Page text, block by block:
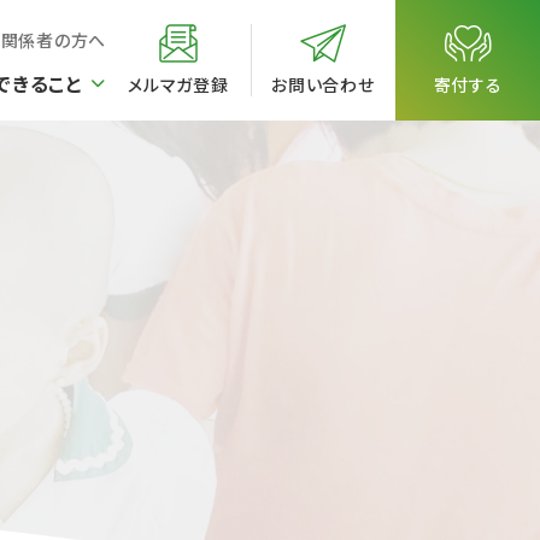
係者の方へ
きること メルマガ登録 お問い合わせ 寄付する